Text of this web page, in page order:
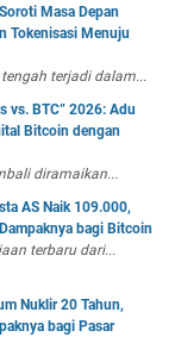
Masa Depan
Tokenisasi Menuju
terjadi dalam...
vs. BTC” 2026: Adu
Bitcoin dengan
diramaikan...
AS Naik 109.000,
bagi Bitcoin
terbaru dari...
Nuklir 20 Tahun,
bagi Pasar